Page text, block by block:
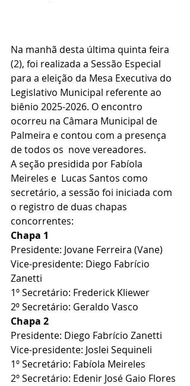
Na manhã desta última quinta feira
(2), foi realizada a Sessão Especial
para a eleição da Mesa Executiva do
Legislativo Municipal referente ao
biênio 2025-2026. O encontro
ocorreu na Câmara Municipal de
Palmeira e contou com a presença
de todos os  nove vereadores.
A seção presidida por Fabíola
Meireles e  Lucas Santos como
secretário, a sessão foi iniciada com
o registro de duas chapas
concorrentes:
Chapa 1
Presidente: Jovane Ferreira (Vane)
Vice-presidente: Diego Fabrício
Zanetti
1º Secretário: Frederick Kliewer
2⁰ Secretário: Geraldo Vasco
Chapa 2
Presidente: Diego Fabrício Zanetti
Vice-presidente: Joslei Sequineli
1º Secretário: Fabíola Meireles
2º Secretário: Edenir José Gaio Flores